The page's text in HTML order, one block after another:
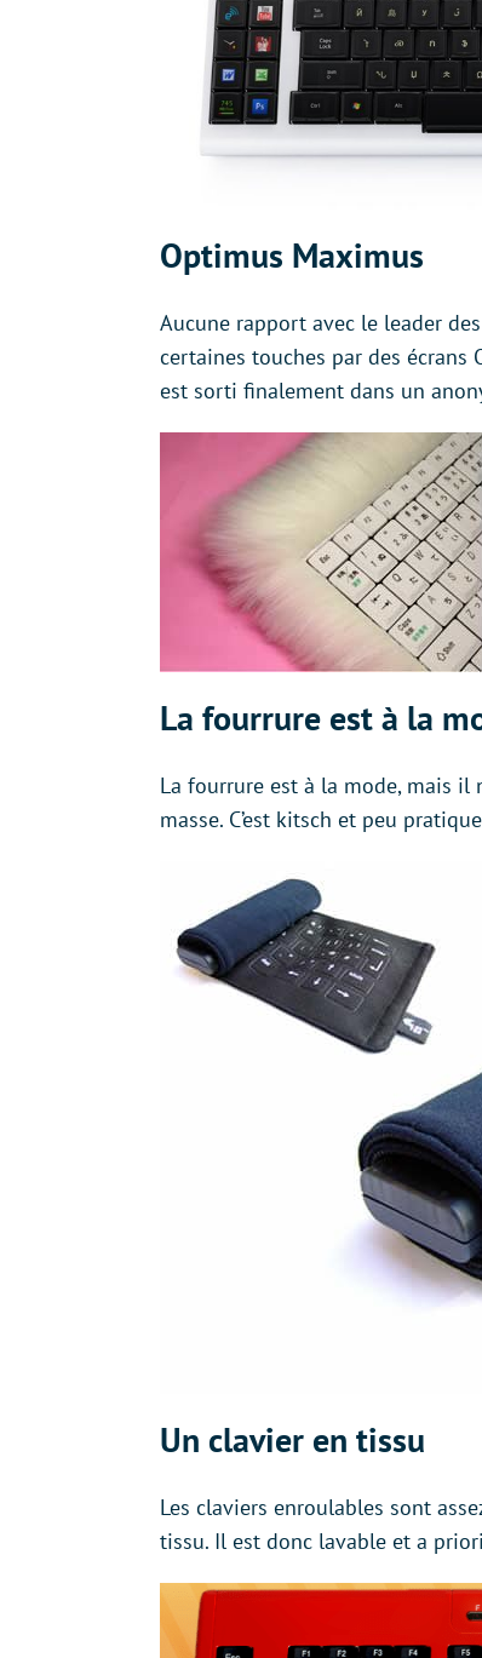
Optimus Maximus
Aucune rapport avec le leader
certaines touches par des écrans
est sorti finalement dans un
La fourrure est à la
La fourrure est à la mode, mais il
masse. C’est kitsch et peu
Un clavier en tissu
Les claviers enroulables sont
tissu. Il est donc lavable et a